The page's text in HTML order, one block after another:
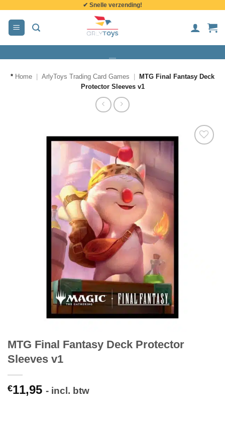
inhoud
✔ Snelle verzending!
* Home ArlyToys Trading Card Games
MTG Final Fantasy Deck
Protector Sleeves v1
MTG Final Fantasy Deck Protector
Sleeves v1
€11,95 - incl. btw